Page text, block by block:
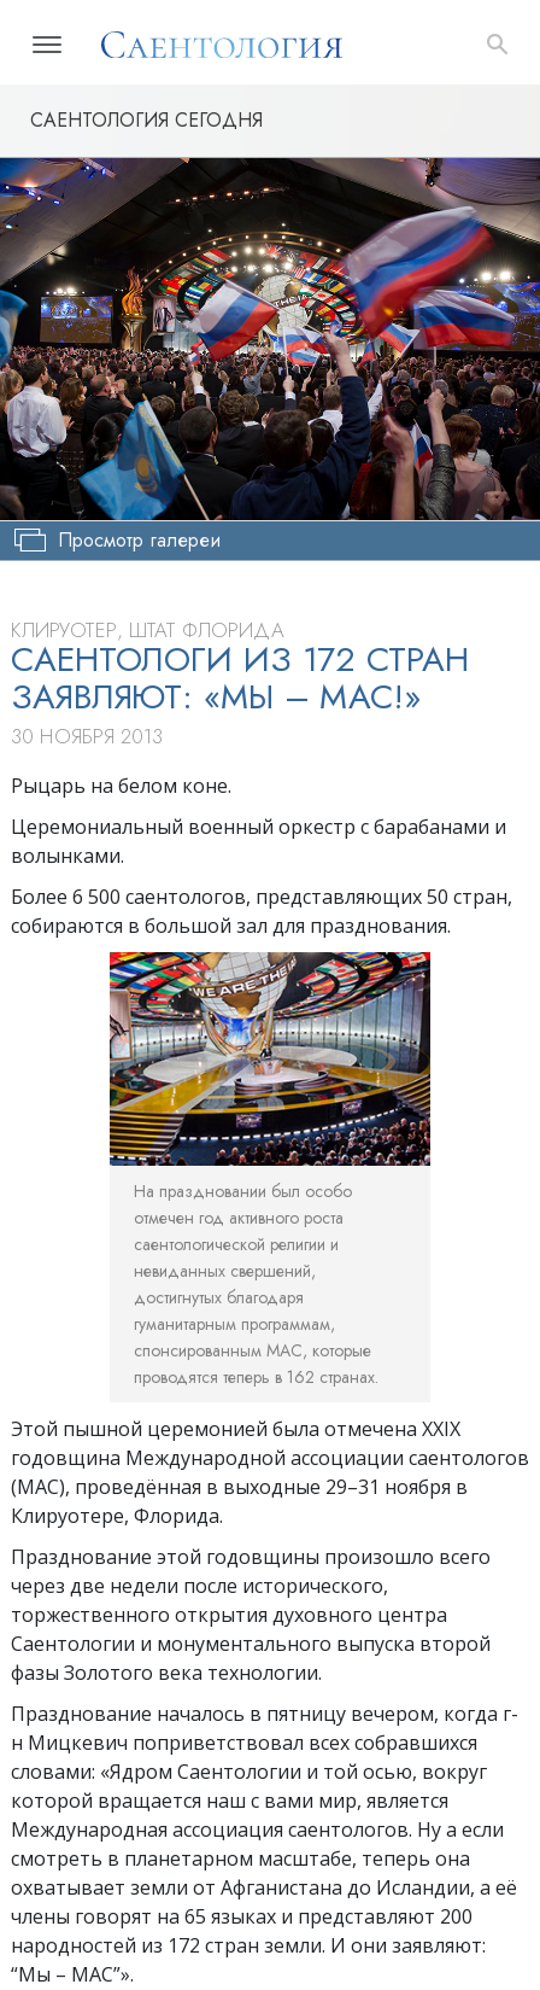
САЕНТОЛОГИЯ СЕГОДНЯ
Просмотр галереи
КЛИРУОТЕР, ШТАТ ФЛОРИДА
САЕНТОЛОГИ ИЗ 172 СТРАН
ЗАЯВЛЯЮТ: «МЫ – МАС!»
30 НОЯБРЯ 2013
Рыцарь на белом коне.
Церемониальный военный оркестр с барабанами и
волынками.
Более 6 500 саентологов, представляющих 50 стран,
собираются в большой зал для празднования.
На праздновании был особо
отмечен год активного роста
саентологической религии и
невиданных свершений,
достигнутых благодаря
гуманитарным программам,
спонсированным МАС, которые
проводятся теперь в 162 странах.
Этой пышной церемонией была отмечена XXIX
годовщина Международной ассоциации саентологов
(МАС), проведённая в выходные 29–31 ноября в
Клируотере, Флорида.
Празднование этой годовщины произошло всего
через две недели после исторического,
торжественного открытия духовного центра
Саентологии и монументального выпуска второй
фазы Золотого века технологии.
Празднование началось в пятницу вечером, когда г-
н Мицкевич поприветствовал всех собравшихся
словами: «Ядром Саентологии и той осью, вокруг
которой вращается наш с вами мир, является
Международная ассоциация саентологов. Ну а если
смотреть в планетарном масштабе, теперь она
охватывает земли от Афганистана до Исландии, а её
члены говорят на 65 языках и представляют 200
народностей из 172 стран земли. И они заявляют:
“Мы – МАС”».